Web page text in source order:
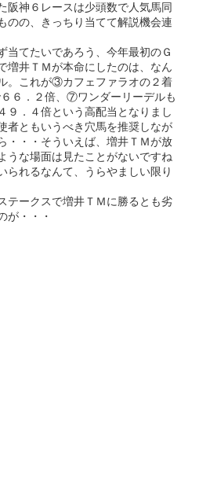
阪神６レースは少頭数で人気馬同
のの、きっちり当てて解説機会連
当てたいであろう、今年最初のＧ
増井ＴＭが本命にしたのは、なん
。これが③カフェファラオの２着
６．２倍、⑦ワンダーリーデルも
．４倍という高配当となりまし
者ともいうべき穴馬を推奨しなが
・・・そういえば、増井ＴＭが放
うな場面は見たことがないですね
られるなんて、うらやましい限り
テークスで増井ＴＭに勝るとも劣
が・・・